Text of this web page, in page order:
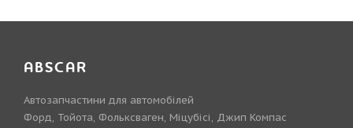
ABSCAR
Автозапчастини для автомобілей
Форд, Тойота, Фольксваген, Міцубісі, Джип Компас